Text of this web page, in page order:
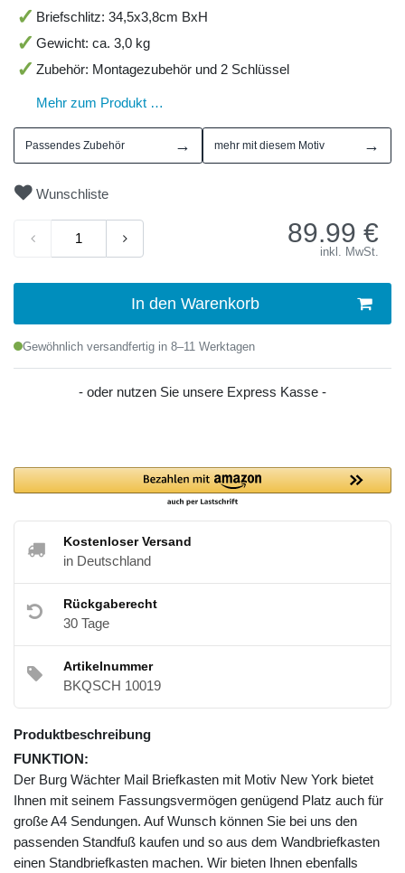
Briefschlitz: 34,5x3,8cm BxH
Gewicht: ca. 3,0 kg
Zubehör: Montagezubehör und 2 Schlüssel
Mehr zum Produkt …
Passendes Zubehör → mehr mit diesem Motiv →
Wunschliste
89.99 €
inkl. MwSt.
In den Warenkorb
Gewöhnlich versandfertig in 8–11 Werktagen
- oder nutzen Sie unsere Express Kasse -
Kostenloser Versand
in Deutschland
Rückgaberecht
30 Tage
Artikelnummer
BKQSCH 10019
Produktbeschreibung
FUNKTION:
Der Burg Wächter Mail Briefkasten mit Motiv New York bietet
Ihnen mit seinem Fassungsvermögen genügend Platz auch für
große A4 Sendungen. Auf Wunsch können Sie bei uns den
passenden Standfuß kaufen und so aus dem Wandbriefkasten
einen Standbriefkasten machen. Wir bieten Ihnen ebenfalls